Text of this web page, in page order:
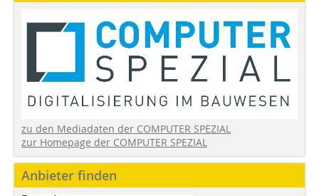
zu den Mediadaten der COMPUTER SPEZIAL
zur Homepage der COMPUTER SPEZIAL
Anbieter finden